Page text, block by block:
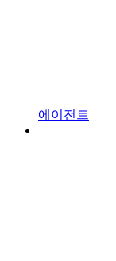
에이전트